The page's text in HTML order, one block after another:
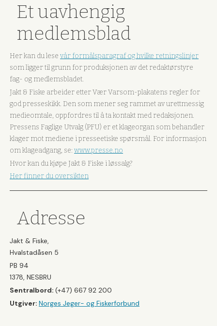
Et uavhengig
medlemsblad
Her kan du lese vår formålsparagraf og hvilke retningslinjer
som ligger til grunn for produksjonen av det redaktørstyre
fag- og medlemsbladet.
Jakt & Fiske arbeider etter Vær Varsom-plakatens regler for
god presseskikk. Den som mener seg rammet av urettmessig
medieomtale, oppfordres til å ta kontakt med redaksjonen.
Pressens Faglige Utvalg (PFU) er et klageorgan som behandler
klager mot mediene i presseetiske spørsmål. For informasjon
om klageadgang, se: www.presse.no
Hvor kan du kjøpe Jakt & Fiske i løssalg?
Her finner du oversikten
Adresse
Jakt & Fiske,
Hvalstadåsen 5
PB 94
1378, NESBRU
Sentralbord: (+47) 667 92 200
Utgiver: Norges Jeger- og Fiskerforbund